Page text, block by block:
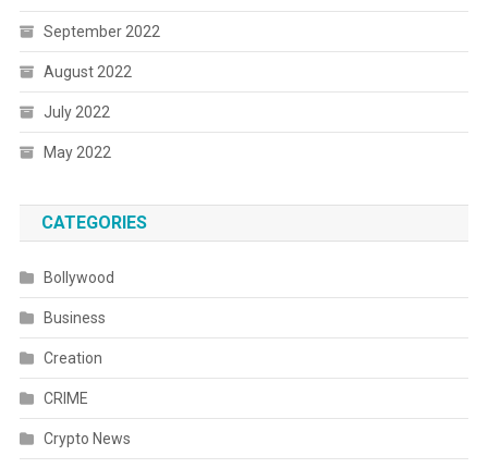
September 2022
August 2022
July 2022
May 2022
CATEGORIES
Bollywood
Business
Creation
CRIME
Crypto News